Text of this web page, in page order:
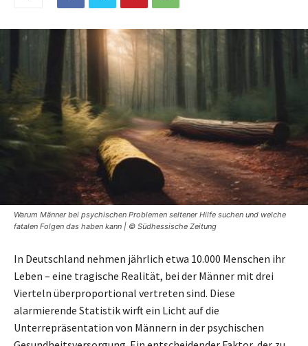
Warum Männer bei psychischen Problemen seltener Hilfe suchen und welche
fatalen Folgen das haben kann | © Südhessische Zeitung
In Deutschland nehmen jährlich etwa 10.000 Menschen ihr
Leben – eine tragische Realität, bei der Männer mit drei
Vierteln überproportional vertreten sind. Diese
alarmierende Statistik wirft ein Licht auf die
Unterrepräsentation von Männern in der psychischen